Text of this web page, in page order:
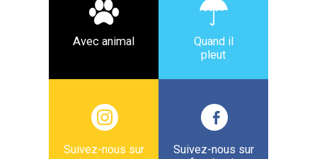
Avec animal
Quand il
pleut
Suivez-nous sur
Suivez-nous sur